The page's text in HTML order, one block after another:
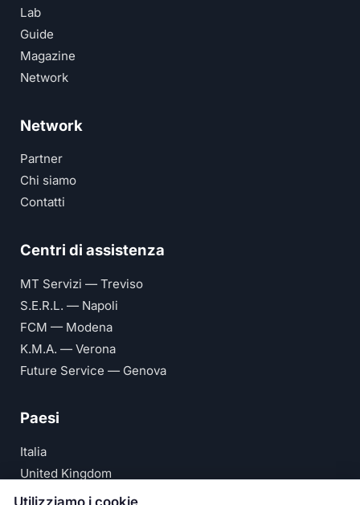
Lab
Guide
Magazine
Network
Network
Partner
Chi siamo
Contatti
Centri di assistenza
MT Servizi — Treviso
S.E.R.L. — Napoli
FCM — Modena
K.M.A. — Verona
Future Service — Genova
Paesi
Italia
United Kingdom
Deutschland